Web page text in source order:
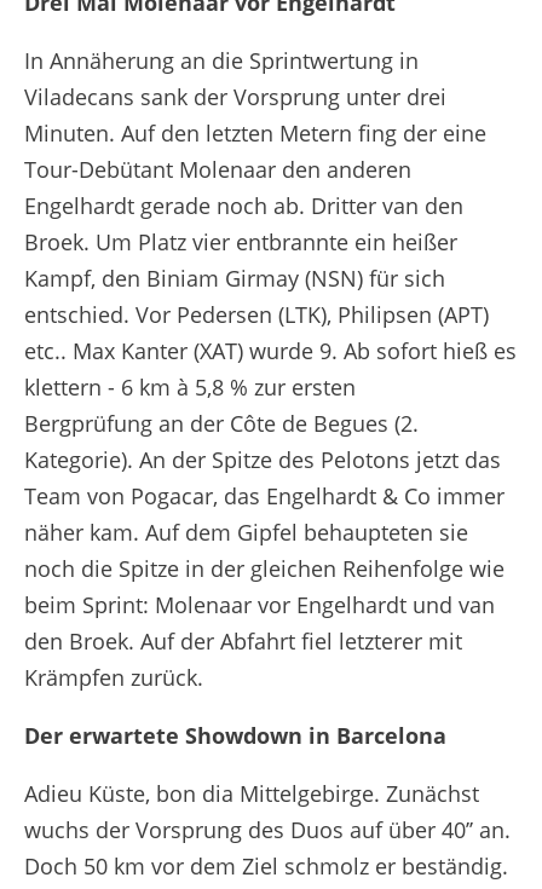
In Annäherung an die Sprintwertung in
Viladecans sank der Vorsprung unter drei
Minuten. Auf den letzten Metern fing der eine
Tour-Debütant Molenaar den anderen
Engelhardt gerade noch ab. Dritter van den
Broek. Um Platz vier entbrannte ein heißer
Kampf, den Biniam Girmay (NSN) für sich
entschied. Vor Pedersen (LTK), Philipsen (APT)
etc.. Max Kanter (XAT) wurde 9. Ab sofort hieß es
klettern - 6 km à 5,8 % zur ersten
Bergprüfung an der Côte de Begues (2.
Kategorie). An der Spitze des Pelotons jetzt das
Team von Pogacar, das Engelhardt & Co immer
näher kam. Auf dem Gipfel behaupteten sie
noch die Spitze in der gleichen Reihenfolge wie
beim Sprint: Molenaar vor Engelhardt und van
den Broek. Auf der Abfahrt fiel letzterer mit
Krämpfen zurück.
Der erwartete Showdown in Barcelona
Adieu Küste, bon dia Mittelgebirge. Zunächst
wuchs der Vorsprung des Duos auf über 40’’ an.
Doch 50 km vor dem Ziel schmolz er beständig.